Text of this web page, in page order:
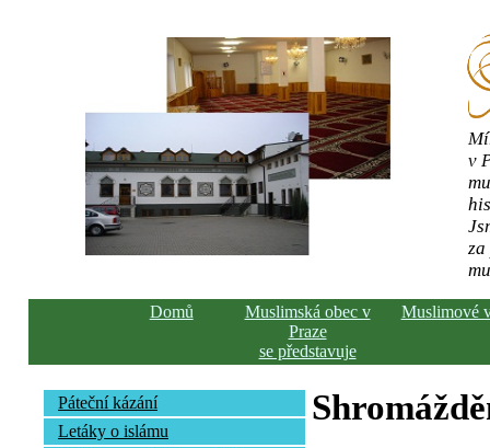
v
Domů
Muslimská obec v
Praze
se představuje
Muslimové
Páteční kázání
Letáky o islámu